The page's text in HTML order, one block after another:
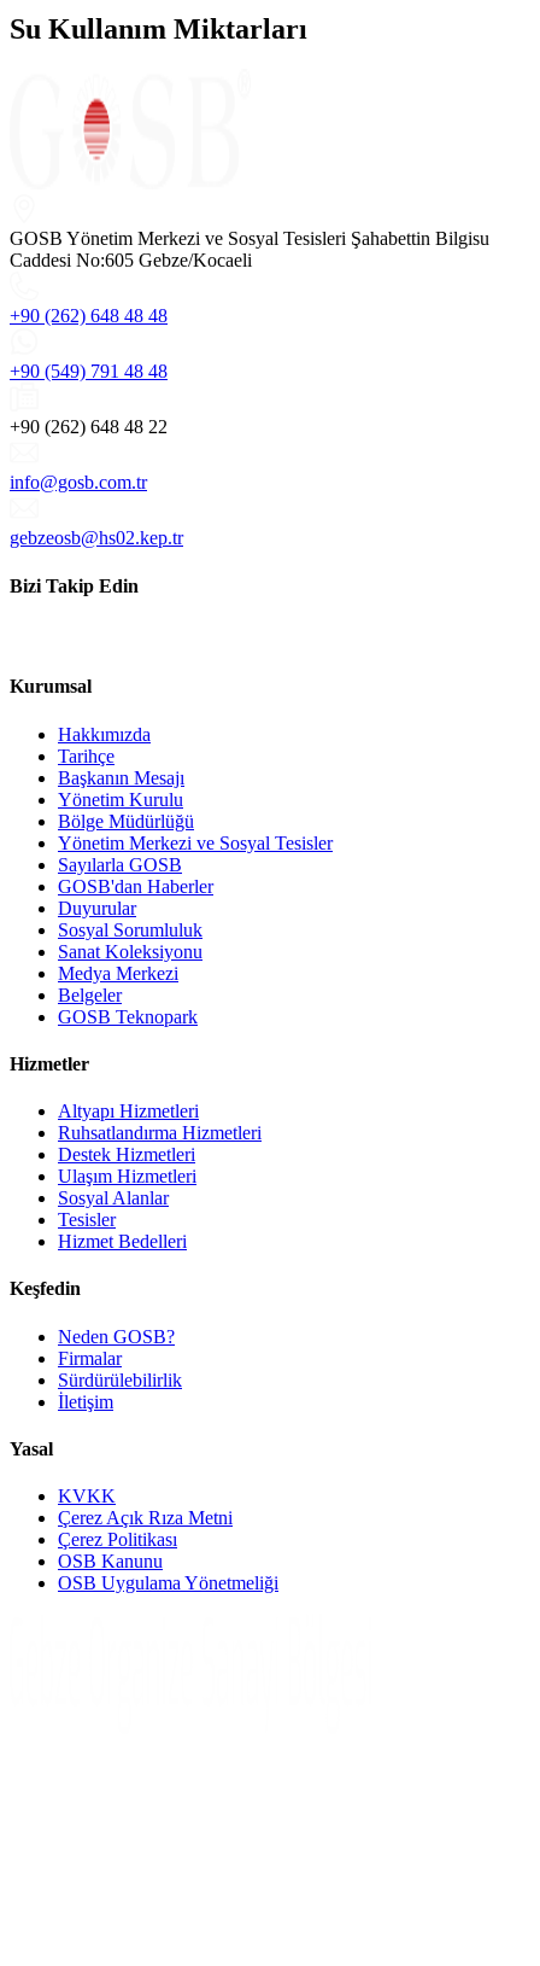
Su Kullanım Miktarları
GOSB Yönetim Merkezi ve Sosyal Tesisleri Şahabettin Bilgisu
Caddesi No:605 Gebze/Kocaeli
+90 (262) 648 48 48
+90 (549) 791 48 48
+90 (262) 648 48 22
info@gosb.com.tr
gebzeosb@hs02.kep.tr
Bizi Takip Edin
Kurumsal
Hakkımızda
Tarihçe
Başkanın Mesajı
Yönetim Kurulu
Bölge Müdürlüğü
Yönetim Merkezi ve Sosyal Tesisler
Sayılarla GOSB
GOSB'dan Haberler
Duyurular
Sosyal Sorumluluk
Sanat Koleksiyonu
Medya Merkezi
Belgeler
GOSB Teknopark
Hizmetler
Altyapı Hizmetleri
Ruhsatlandırma Hizmetleri
Destek Hizmetleri
Ulaşım Hizmetleri
Sosyal Alanlar
Tesisler
Hizmet Bedelleri
Keşfedin
Neden GOSB?
Firmalar
Sürdürülebilirlik
İletişim
Yasal
KVKK
Çerez Açık Rıza Metni
Çerez Politikası
OSB Kanunu
OSB Uygulama Yönetmeliği